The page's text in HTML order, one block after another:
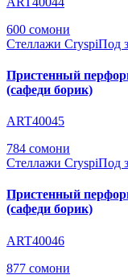
600 сомони
Стеллажи CryspiПод
Пристенный
(сафеди борик)
ART40045
784 сомони
Стеллажи CryspiПод
Пристенный
(сафеди борик)
ART40046
877 сомони